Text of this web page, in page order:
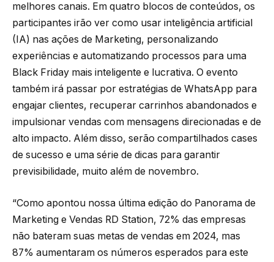
melhores canais. Em quatro blocos de conteúdos, os
participantes irão ver como usar inteligência artificial
(IA) nas ações de Marketing, personalizando
experiências e automatizando processos para uma
Black Friday mais inteligente e lucrativa. O evento
também irá passar por estratégias de WhatsApp para
engajar clientes, recuperar carrinhos abandonados e
impulsionar vendas com mensagens direcionadas e de
alto impacto. Além disso, serão compartilhados cases
de sucesso e uma série de dicas para garantir
previsibilidade, muito além de novembro.
“Como apontou nossa última edição do Panorama de
Marketing e Vendas RD Station, 72% das empresas
não bateram suas metas de vendas em 2024, mas
87% aumentaram os números esperados para este